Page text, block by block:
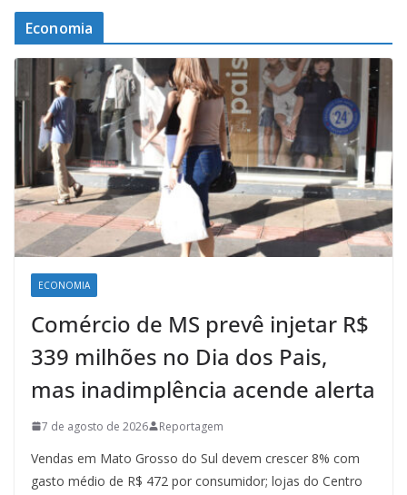
Economia
ECONOMIA
Comércio de MS prevê injetar R$
339 milhões no Dia dos Pais,
mas inadimplência acende alerta
7 de agosto de 2026 Reportagem
Vendas em Mato Grosso do Sul devem crescer 8% com
gasto médio de R$ 472 por consumidor; lojas do Centro